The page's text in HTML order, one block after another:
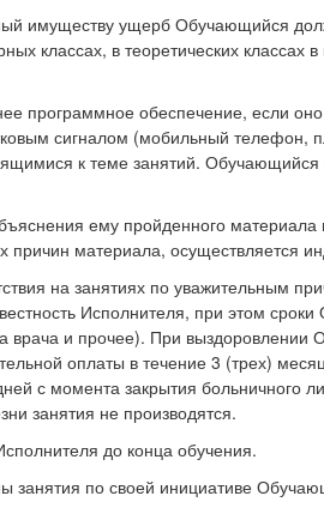
имуществу ущерб Обучающийся
классах, в теоретических классах
программное обеспечение, если
сигналом (мобильный телефон,
к теме занятий.
ему пройденного
материала, осуществляется
на занятиях по уважительным
Исполнителя, при этом
врача и прочее). При
оплаты в течение 3 (трех)
с момента закрытия больничного
занятия не производятся.
до конца обучения.
по своей инициативе